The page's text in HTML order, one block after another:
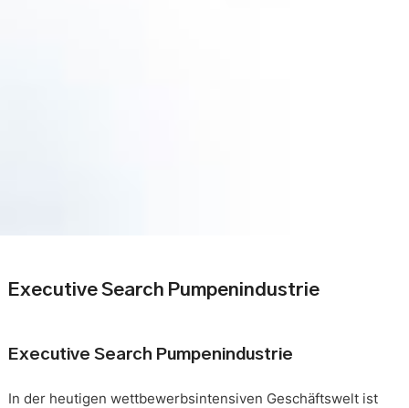
Executive Search Pumpenindustrie
Executive Search Pumpenindustrie
In der heutigen wettbewerbsintensiven Geschäftswelt ist